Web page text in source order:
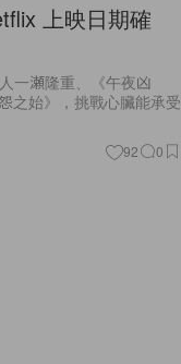
上映日期確
一瀬隆重、《午夜凶
之始》，挑戰心臟能承受
92 0